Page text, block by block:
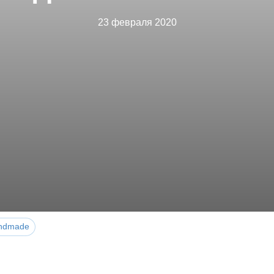
23 февраля 2020